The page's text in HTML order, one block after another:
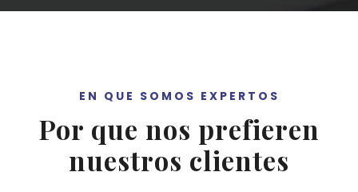
EN QUE SOMOS EXPERTOS
Por que nos prefieren
nuestros clientes